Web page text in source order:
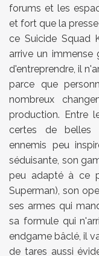
forums et les
et fort que la
ce Suicide Squad
arrive un immense
d'entreprendre, il
parce que
nombreux
production. Entre
certes de belles
ennemis peu
séduisante, son
peu adapté à ce
Superman), son
ses armes qui
sa formule qui
endgame bâclé, il
de tares aussi